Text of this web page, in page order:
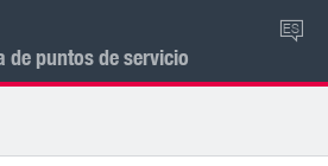
de puntos de servicio
ES